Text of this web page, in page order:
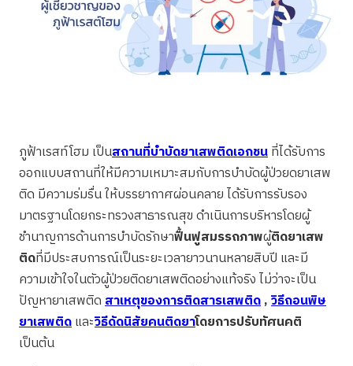
ภูฟ้าเรสท์โฮม เป็นสถานที่บำบัดยาเสพติดเอกชนที่ได้รับการ
ออกแบบสถานที่ให้มีความเหมาะสมกับการบำบัดผู้ป่วยดยาเสพ
ติด มีความร่มรื่น ให้บรรยากาศผ่อนคลาย ได้รับการรับรอง
มาตรฐานโดยกระทรวงสาธารณสุข ดำเนินการบริหารโดยผู้
ชำนาญการด้านการบำบัดรักษาฟื้นฟูสมรรถภาพผู้ติดยาเสพ
ติดที่มีประสบการณ์เป็นระยะเวลายาวนานหลายสิบปี และมี
ความเข้าใจในตัวผู้ป่วยติดยาเสพติดอย่างแท้จริง ไม่ว่าจะเป็น
ปัญหายาเสพติดสาเหตุของการติดสารเสพติด,วิธีถอนพิษ
ยาเสพติดและวิธีดัดนิสัยคนติดยาโดยการปรับทัศนคติ
เป็นต้น